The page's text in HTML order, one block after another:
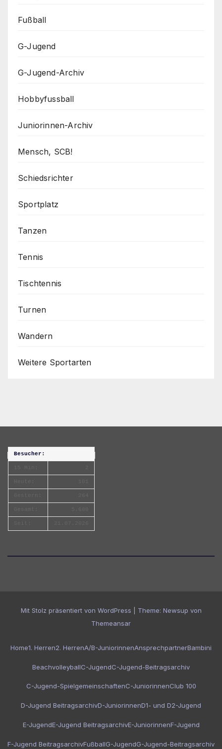
Fußball
G-Jugend
G-Jugend-Archiv
Hobbyfussball
Juniorinnen-Archiv
Mensch, SCB!
Schiedsrichter
Sportplatz
Tanzen
Tennis
Tischtennis
Turnen
Wandern
Weitere Sportarten
Besucher:
Mit Stolz präsentiert von WordPress Theme: Newsup von
Themeansar
Home1. Herren2. HerrenA/B-JuniorinnenAnsprechpartnerBambini
BeachvolleyballC-JugendC-Jugend-Beitragsarchiv
C-Jugend-SpielgemeinschaftenC-JuniorinnenClub 100
D-Jugend BeitragsarchivD-JuniorinnenD1- und D2-Jugend
E-JugendE-Jugend BeitragsarchivE-JuniorinnenF-Jugend
F-Jugend BeitragsarchivFußballG-JugendG-Jugend-Beitragsarchiv